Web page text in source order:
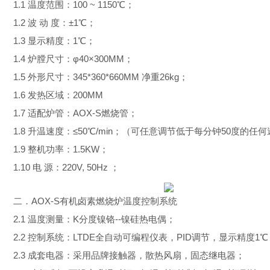
1.1 温度范围：100 ~ 1150℃；
1.2 波 动 度：±1℃；
1.3 显示精度：1℃；
1.4 炉膛尺寸：φ40×300MM；
1.5 外形尺寸：345*360*660MM 净重26kg；
1.6 发热区域：200MM
1.7 适配炉管：AOX-S燃烧管；
1.8 升温速度：≤50℃/min；（可任意调节低于每分钟50度的任何
1.9 整机功率：1.5KW；
1.10 电 源：220V, 50Hz ；
二． AOX-S有机卤素燃烧炉温度控制系统
2.1 温度测量：K分度镍铬--镍硅热电偶；
2.2 控制系统：LTDE全自动可编程仪表，PID调节，显示精度1℃
2.3 成套电器：采用品牌接触器，散热风扇，固态继电器；